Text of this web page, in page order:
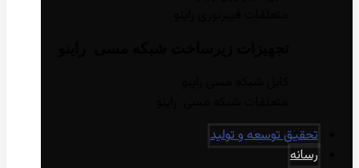
تحقیق توسعه و تولید
رسانه